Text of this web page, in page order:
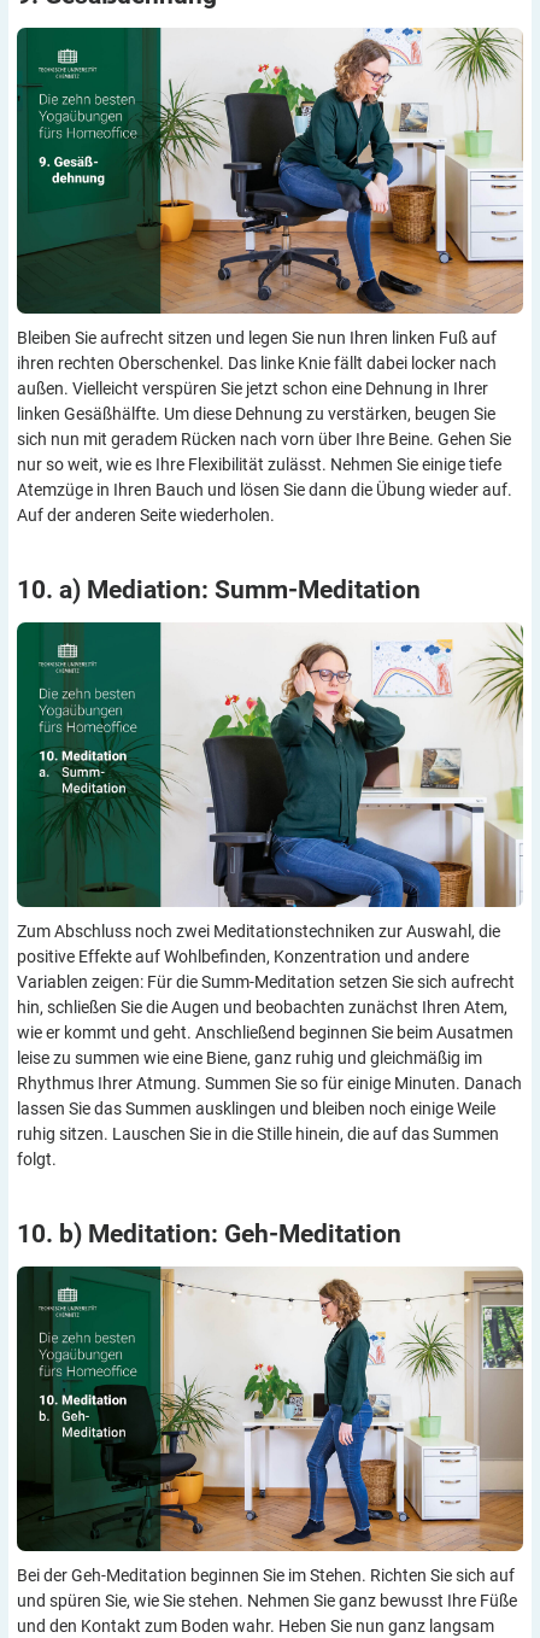
Bleiben Sie aufrecht sitzen und legen Sie nun Ihren linken Fuß auf
ihren rechten Oberschenkel. Das linke Knie fällt dabei locker nach
außen. Vielleicht verspüren Sie jetzt schon eine Dehnung in Ihrer
linken Gesäßhälfte. Um diese Dehnung zu verstärken, beugen Sie
sich nun mit geradem Rücken nach vorn über Ihre Beine. Gehen Sie
nur so weit, wie es Ihre Flexibilität zulässt. Nehmen Sie einige tiefe
Atemzüge in Ihren Bauch und lösen Sie dann die Übung wieder auf.
Auf der anderen Seite wiederholen.
10. a) Mediation: Summ-Meditation
Zum Abschluss noch zwei Meditationstechniken zur Auswahl, die
positive Effekte auf Wohlbefinden, Konzentration und andere
Variablen zeigen: Für die Summ-Meditation setzen Sie sich aufrecht
hin, schließen Sie die Augen und beobachten zunächst Ihren Atem,
wie er kommt und geht. Anschließend beginnen Sie beim Ausatmen
leise zu summen wie eine Biene, ganz ruhig und gleichmäßig im
Rhythmus Ihrer Atmung. Summen Sie so für einige Minuten. Danach
lassen Sie das Summen ausklingen und bleiben noch einige Weile
ruhig sitzen. Lauschen Sie in die Stille hinein, die auf das Summen
folgt.
10. b) Meditation: Geh-Meditation
Bei der Geh-Meditation beginnen Sie im Stehen. Richten Sie sich auf
und spüren Sie, wie Sie stehen. Nehmen Sie ganz bewusst Ihre Füße
und den Kontakt zum Boden wahr. Heben Sie nun ganz langsam